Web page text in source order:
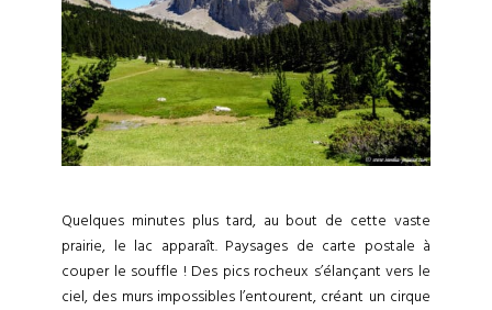
Quelques minutes plus tard, au bout de cette vaste
prairie, le lac apparaît. Paysages de carte postale à
couper le souffle ! Des pics rocheux s’élançant vers le
ciel, des murs impossibles l’entourent, créant un cirque